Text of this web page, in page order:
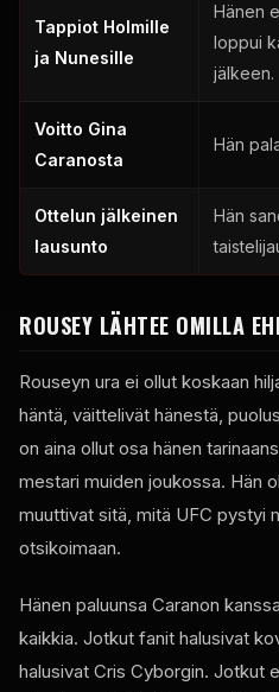
Tappiot Holmille
ja Nunesille
Hänen
loppui
jälkeen.
Voitto Gina
Caranosta
Hän
Ottelun jälkeinen
lausunto
Hän
ROUSEY LÄHTEE OMILLA
Rouseyn ura ei ollut koskaan
häntä, väittelivät hänestä,
on aina ollut osa hänen
mestari muiden joukossa. Hän
muuttivat sitä, mitä UFC pystyi
otsikoimaan.
Hänen paluunsa Caranon
kaikkia. Jotkut fanit halusivat
halusivat Cris Cyborgin. Jotkut